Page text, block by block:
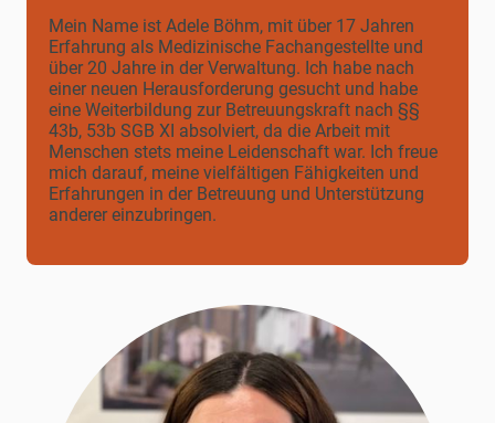
Mein Name ist Adele Böhm, mit über 17 Jahren
Erfahrung als Medizinische Fachangestellte und
über 20 Jahre in der Verwaltung. Ich habe nach
einer neuen Herausforderung gesucht und habe
eine Weiterbildung zur Betreuungskraft nach §§
43b, 53b SGB XI absolviert, da die Arbeit mit
Menschen stets meine Leidenschaft war. Ich freue
mich darauf, meine vielfältigen Fähigkeiten und
Erfahrungen in der Betreuung und Unterstützung
anderer einzubringen.